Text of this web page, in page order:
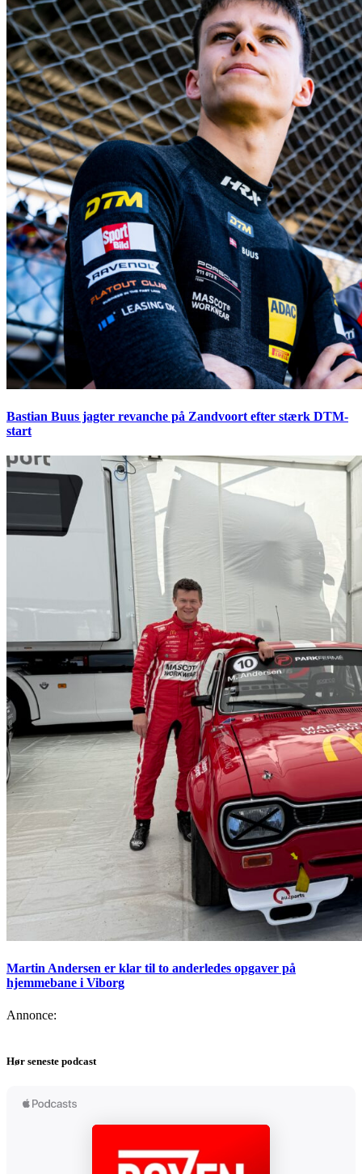
Bastian Buus jagter revanche på Zandvoort efter stærk DTM-
start
Martin Andersen er klar til to anderledes opgaver på
hjemmebane i Viborg
Annonce:
Hør seneste podcast